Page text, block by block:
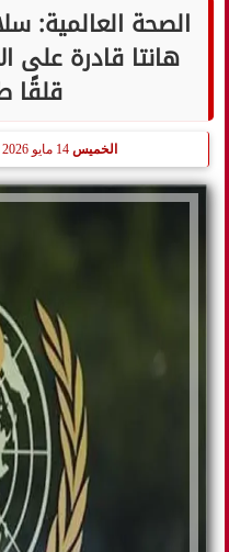
الصحة العالمية:
هانتا قادرة على
قلقًا
الخميس 14 مايو 2026